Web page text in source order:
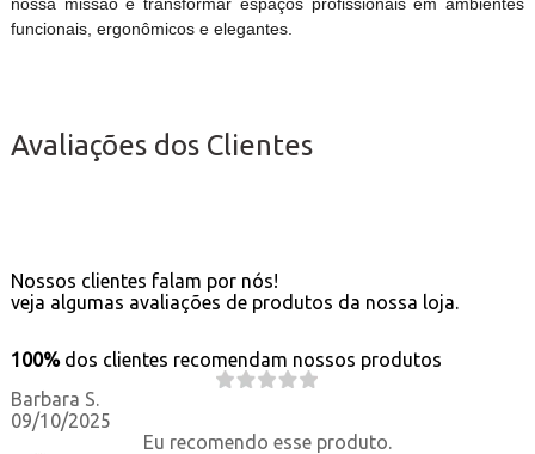
funcionais, ergonômicos e elegantes.
Avaliações dos Clientes
Nossos clientes falam por nós!
veja algumas avaliações de produtos da nossa loja.
100% dos clientes recomendam nossos produtos
Barbara S.
09/10/2025
Eu recomendo esse produto.